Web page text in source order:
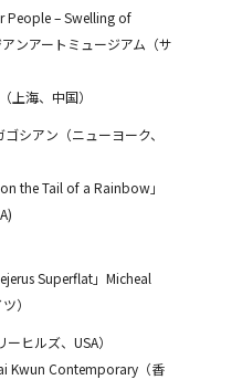
People – Swelling of
ンアートミュージアム（サ
上海、中国）
シアン（ニューヨーク、
the Tail of a Rainbow」
Superflat」Micheal
）
ーヒルズ、USA）
Kwun Contemporary（香